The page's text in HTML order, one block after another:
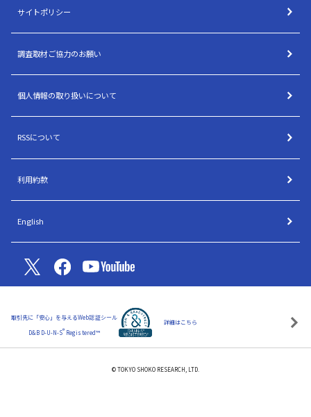
サイトポリシー
調査取材ご協力のお願い
個人情報の取り扱いについて
RSSについて
利用約款
English
© TOKYO SHOKO RESEARCH, LTD.
取引先に「安心」を与えるWeb認証シール
D&B D-U-N-S® Registered™
詳細はこちら